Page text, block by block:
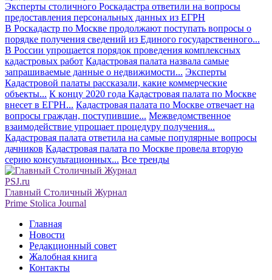
Эксперты столичного Роскадастра ответили на вопросы
предоставления персональных данных из ЕГРН
В Роскадастр по Москве продолжают поступать вопросы о
порядке получения сведений из Единого государственного...
В России упрощается порядок проведения комплексных
кадастровых работ Кадастровая палата назвала самые
запрашиваемые данные о недвижимости... Эксперты
Кадастровой палаты рассказали, какие коммерческие
объекты... К концу 2020 года Кадастровая палата по Москве
внесет в ЕГРН... Кадастровая палата по Москве отвечает на
вопросы граждан, поступившие... Межведомственное
взаимодействие упрощает процедуру получения...
Кадастровая палата ответила на самые популярные вопросы
дачников Кадастровая палата по Москве провела вторую
серию консультационных... Все тренды
PSJ.ru
Главный Столичный Журнал
Prime Stolica Journal
Главная
Новости
Редакционный совет
Жалобная книга
Контакты